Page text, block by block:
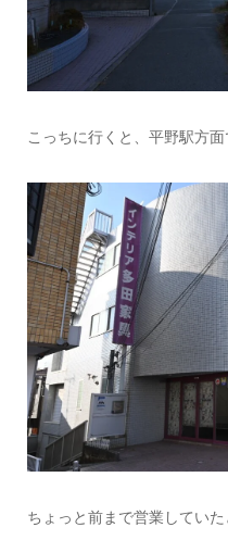
こっちに行くと、平野駅方面
ちょっと前まで営業してい